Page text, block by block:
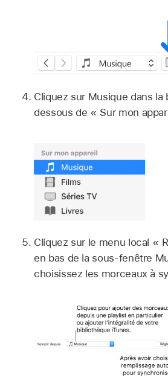
Cliquez sur Musique dans la
dessous de « Sur mon
Cliquez sur le menu local «
en bas de la sous-fenêtre
choisissez les morceaux à